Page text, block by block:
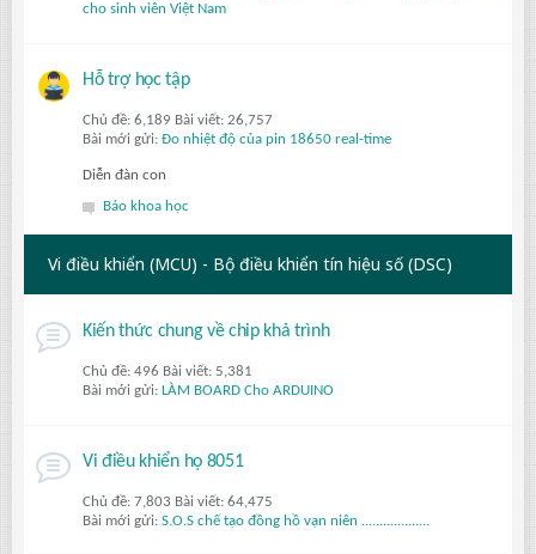
cho sinh viên Việt Nam
Hỗ trợ học tập
Chủ đề: 6,189 Bài viết: 26,757
Bài mới gửi: Đo nhiệt độ của pin 18650 real-time
Diễn đàn con
Báo khoa học
Vi điều khiển (MCU) - Bộ điều khiển tín hiệu số (DSC)
Kiến thức chung về chip khả trình
Chủ đề: 496 Bài viết: 5,381
Bài mới gửi: LÀM BOARD Cho ARDUINO
Vi điều khiển họ 8051
Chủ đề: 7,803 Bài viết: 64,475
Bài mới gửi: S.O.S chế tạo đồng hồ vạn niên ...................